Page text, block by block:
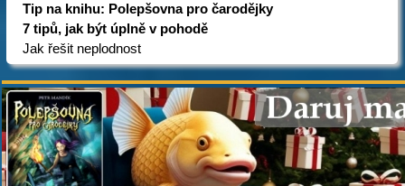
Tip na knihu: Polepšovna pro čarodějky
7 tipů, jak být úplně v pohodě
Jak řešit neplodnost